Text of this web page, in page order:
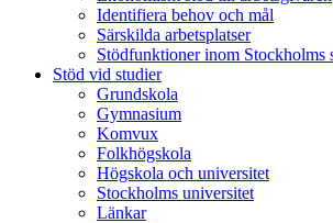
Identifiera behov och mål
Särskilda arbetsplatser
Stödfunktioner inom Stockholms
Stöd vid studier
Grundskola
Gymnasium
Komvux
Folkhögskola
Högskola och universitet
Stockholms universitet
Länkar